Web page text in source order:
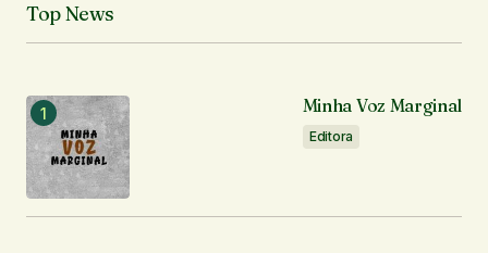
Enviar comentário
Top News
Minha Voz Marginal
Editora